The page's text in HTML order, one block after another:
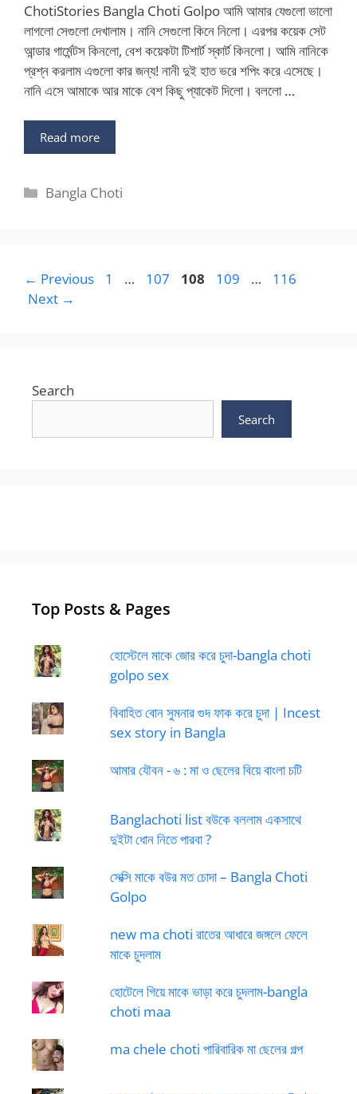
ChotiStories Bangla Choti Golpo আমি আমার যেগুলো ভালো
লাগলো সেগুলো দেখালাম। নানি সেগুলো কিনে নিলো। এরপর কয়েক সেট
আন্ডার গার্মেন্টস কিনলো, বেশ কয়েকটা টিশার্ট স্কার্ট কিনলো। আমি নানিকে
প্রশ্ন করলাম এগুলো কার জন্য! নানী দুই হাত ভরে শপিং করে এসেছে।
নানি এসে আমাকে আর মাকে বেশ কিছু প্যাকেট দিলো। বললো …
Read more
Categories
Bangla Choti
← Previous Page
1 … Page
107 Page
108 Page
109 … Page
116
Next →
Search
Search
Top Posts & Pages
হোস্টেলে মাকে জোর করে চুদা-bangla choti
golpo sex
বিবাহিত বোন সুমনার গুদ ফাক করে চুদা | Incest
sex story in Bangla
আমার যৌবন - ৬ : মা ও ছেলের বিয়ে বাংলা চটি
Banglachoti list বউকে বললাম একসাথে
দুইটা ধোন নিতে পারবা ?
সেক্সি মাকে বউর মত চোদা – Bangla Choti
Golpo
new ma choti রাতের আধারে জঙ্গলে ফেলে
মাকে চুদলাম
হোটেলে গিয়ে মাকে ভাড়া করে চুদলাম-bangla
choti maa
ma chele choti পারিবারিক মা ছেলের গল্প